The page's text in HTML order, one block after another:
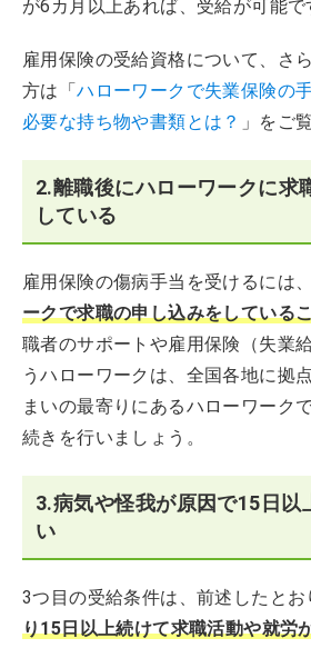
が6カ月以上あれば、受給が可能で
雇用保険の受給資格について、さ
方は「ハローワークで失業保険の
必要な持ち物や書類とは？ 」をご
2.離職後にハローワークに求
している
雇用保険の傷病手当を受けるには
ークで求職の申し込みをしている
職者のサポートや雇用保険（失業
うハローワークは、全国各地に拠
まいの最寄りにあるハローワーク
続きを行いましょう。
3.病気や怪我が原因で15日以
い
3つ目の受給条件は、前述したとお
り15日以上続けて求職活動や就労